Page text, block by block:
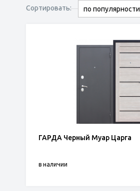
Сортировать: по популярности
ГАРДА Черный Муар Царга
в наличии